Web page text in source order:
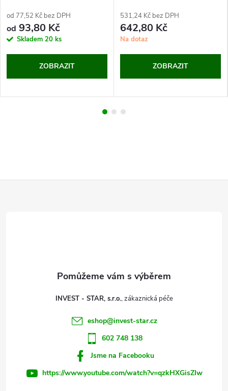
od 77,52 Kč bez DPH
od 93,80 Kč
Skladem 20 ks
ZOBRAZIT
531,24 Kč bez DPH
642,80 Kč
Na dotaz
ZOBRAZIT
INVEST - STAR, s.r.o.
eshop@invest-star.cz
602 748 138
Jsme na Facebooku
https://www.youtube.com/watch?v=qzkHXGisZIw